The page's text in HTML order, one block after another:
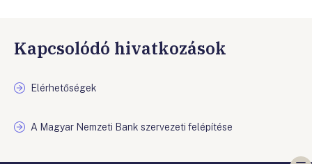
Kapcsolódó hivatkozások
Elérhetőségek
A Magyar Nemzeti Bank szervezeti felépítése